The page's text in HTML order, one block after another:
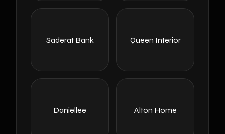
Saderat Bank Queen Interior
Daniellee Alton Home